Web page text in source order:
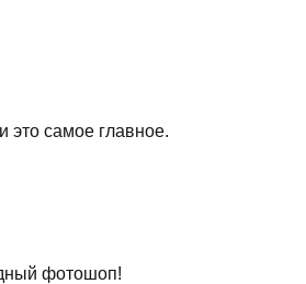
это самое главное.
фотошоп!